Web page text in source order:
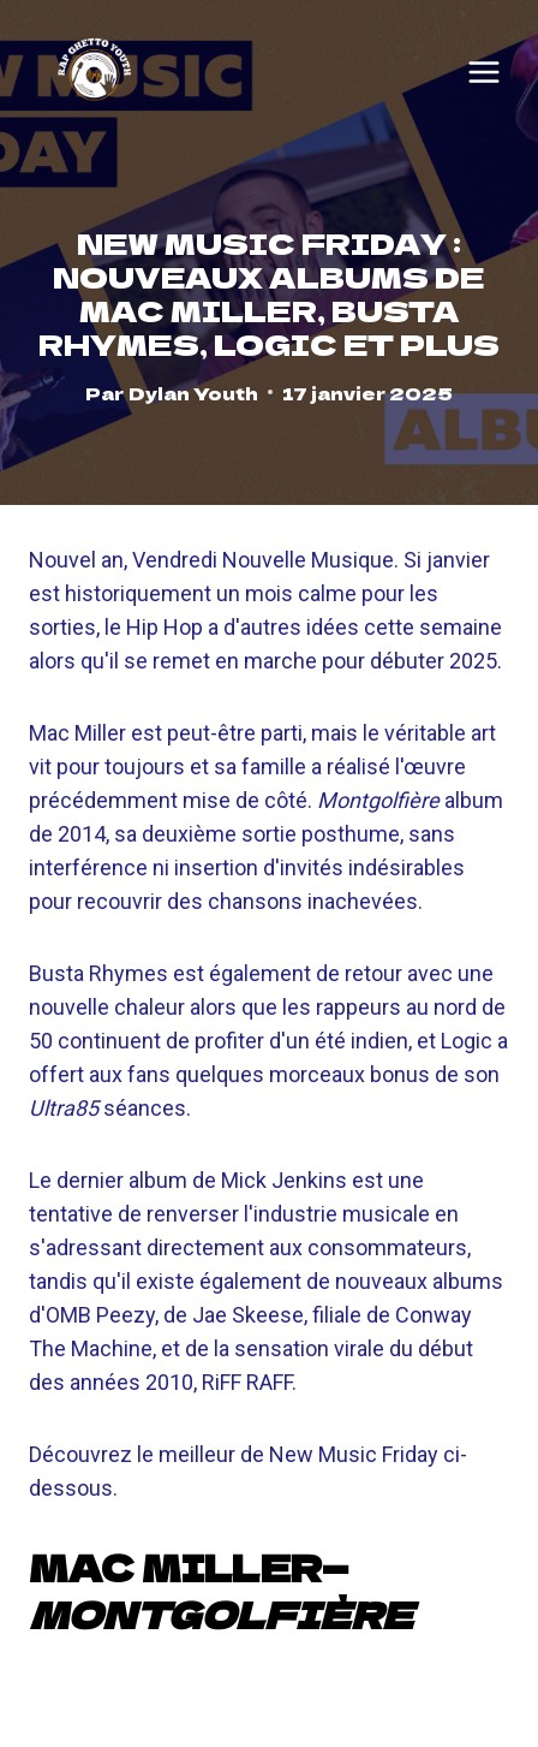
to
content
NEW MUSIC FRIDAY :
NOUVEAUX ALBUMS DE
MAC MILLER, BUSTA
RHYMES, LOGIC ET PLUS
Par Dylan Youth 17 janvier 2025
Nouvel an, Vendredi Nouvelle Musique. Si janvier
est historiquement un mois calme pour les
sorties, le Hip Hop a d'autres idées cette semaine
alors qu'il se remet en marche pour débuter 2025.
Mac Miller est peut-être parti, mais le véritable art
vit pour toujours et sa famille a réalisé l'œuvre
précédemment mise de côté. Montgolfièrealbum
de 2014, sa deuxième sortie posthume, sans
interférence ni insertion d'invités indésirables
pour recouvrir des chansons inachevées.
Busta Rhymes est également de retour avec une
nouvelle chaleur alors que les rappeurs au nord de
50 continuent de profiter d'un été indien, et Logic a
offert aux fans quelques morceaux bonus de son
Ultra85séances.
Le dernier album de Mick Jenkins est une
tentative de renverser l'industrie musicale en
s'adressant directement aux consommateurs,
tandis qu'il existe également de nouveaux albums
d'OMB Peezy, de Jae Skeese, filiale de Conway
The Machine, et de la sensation virale du début
des années 2010, RiFF RAFF.
Découvrez le meilleur de New Music Friday ci-
dessous.
MAC MILLER—
MONTGOLFIÈRE